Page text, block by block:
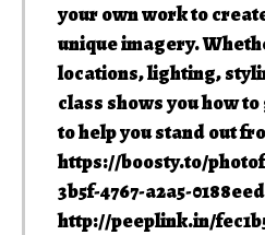
your own work to
unique imagery.
locations, lighting,
class shows you how
to help you stand out
https://boosty.to/
3b5f-4767-a2a5-
http://peeplink.in/